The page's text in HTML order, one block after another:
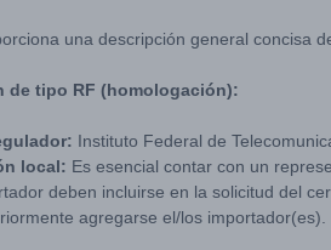
una descripción general concisa
de tipo RF (homologación):
Instituto Federal de
local: Es esencial contar con un
deben incluirse en la solicitud del
agregarse el/los importador(es).